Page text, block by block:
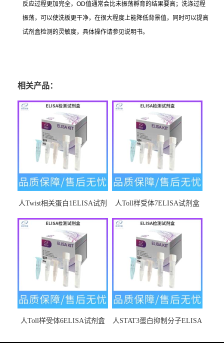
反应过程更加完全， OD值通常会比未振荡孵育的结果要高；洗涤过程
振荡，可以使洗板更干净，在很大程度上能降低背景值，同时可以提高
试剂盒检测的灵敏度，具体操作请参见说明书。
相关产品：
人Twist相关蛋白1ELISA试剂
人Toll样受体7ELISA试剂盒
人Toll样受体6ELISA试剂盒
人STAT3蛋白抑制分子ELISA